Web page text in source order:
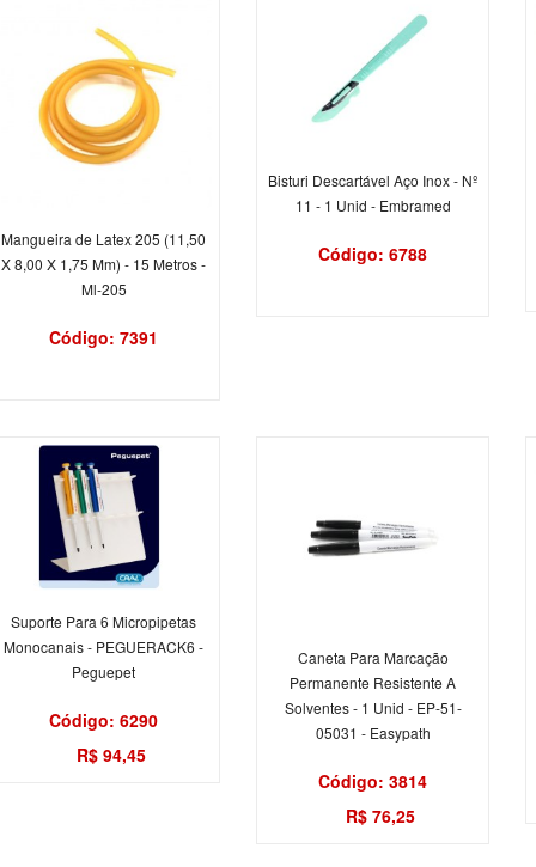
Mangueira de Latex 205 (11,50
X 8,00 X 1,75 Mm) - 15 Metros -
Ml-205
Código: 7391
Bisturi Descartável Aço Inox - Nº
11 - 1 Unid - Embramed
Código: 6788
Suporte Para 6 Micropipetas
Monocanais - PEGUERACK6 -
Peguepet
Código: 6290
R$ 94,45
Caneta Para Marcação
Permanente Resistente A
Solventes - 1 Unid - EP-51-
05031 - Easypath
Código: 3814
R$ 76,25